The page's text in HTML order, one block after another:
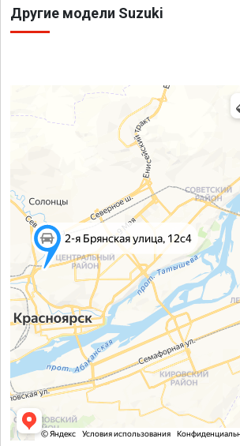
Другие модели Suzuki